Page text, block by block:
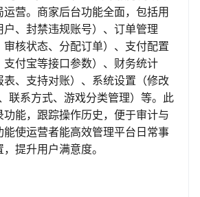
营。商家后台功能全面，包括用
户、封禁违规账号）、订单管理
审核状态、分配订单）、支付配置
支付宝等接口参数）、财务统计
表、支持对账）、系统设置（修改
联系方式、游戏分类管理）等。此
能，跟踪操作历史，便于审计与
使运营者能高效管理平台日常事
提升用户满意度。